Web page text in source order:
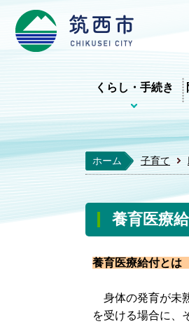
くらし・手続き
ホーム 子育て
養育医療
養育医
身体の発育が未
を受ける場合に、